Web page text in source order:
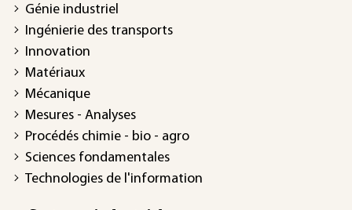
Génie industriel
Ingénierie des transports
Innovation
Matériaux
Mécanique
Mesures - Analyses
Procédés chimie - bio - agro
Sciences fondamentales
Technologies de l'information